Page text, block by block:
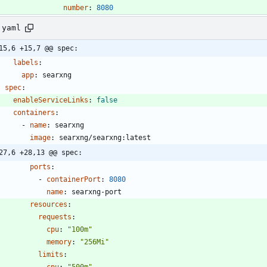
number: 8080
15,6 +15,7 @@ spec:
labels :
app:
searxng
spec:
enableServiceLinks :
false
containers :
- name:
searxng
image:
searxng/searxng:latest
27,6 +28,13 @@ spec:
ports :
- containerPort :
8080
name:
searxng-port
resources :
requests :
cpu:
"100m"
memory:
"256Mi"
limits :